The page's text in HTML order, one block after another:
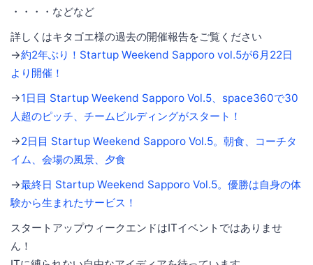
・・・・などなど
詳しくはキタゴエ様の過去の開催報告をご覧ください
→約2年ぶり！Startup Weekend Sapporo vol.5が6月22日
より開催！
→1日目 Startup Weekend Sapporo Vol.5、space360で30
人超のピッチ、チームビルディングがスタート！
→2日目 Startup Weekend Sapporo Vol.5。朝食、コーチタ
イム、会場の風景、夕食
→最終日 Startup Weekend Sapporo Vol.5。優勝は自身の体
験から生まれたサービス！
スタートアップウィークエンドはITイベントではありませ
ん！